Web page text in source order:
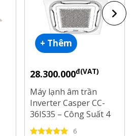
+ Thêm
28.300.000đ(VAT)
Máy lạnh âm trần
Inverter Casper CC-
36IS35 – Công Suất 4
Hp
6